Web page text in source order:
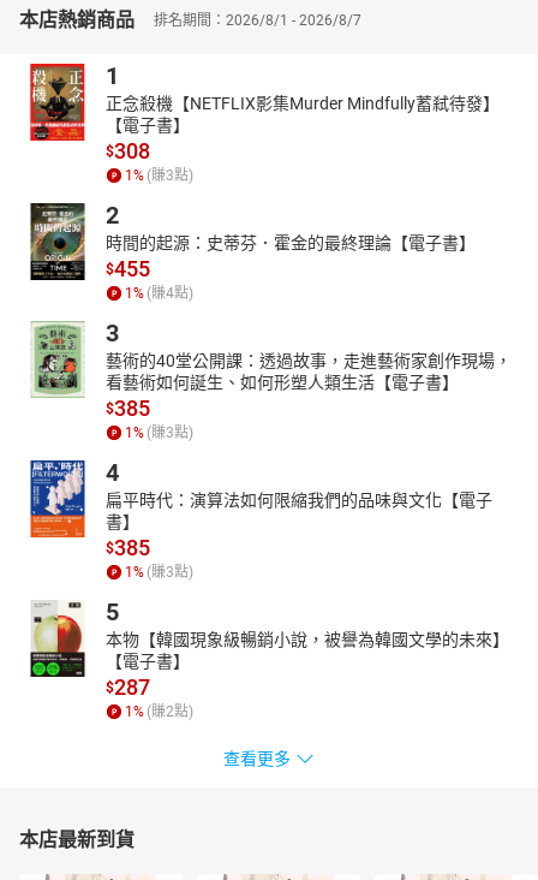
本店熱銷商品 排名期間：2026/8/1 - 2026/8/7
1
正念殺機【NETFLIX影集Murder Mindfully蓄弒待發】
【電子書】
$308
1 % (賺3點)
2
時間的起源：史蒂芬．霍金的最終理論【電子書】
$455
1 % (賺4點)
3
藝術的40堂公開課：透過故事，走進藝術家創作現場，
看藝術如何誕生、如何形塑人類生活【電子書】
$385
1 % (賺3點)
4
扁平時代：演算法如何限縮我們的品味與文化【電子
書】
$385
1 % (賺3點)
5
本物【韓國現象級暢銷小說，被譽為韓國文學的未來】
【電子書】
$287
1 % (賺2點)
查看更多
本店最新到貨